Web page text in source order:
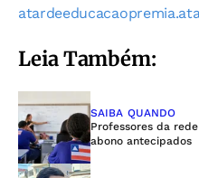
Leia Também:
SAIBA QUANDO
Professores da
abono antecipados